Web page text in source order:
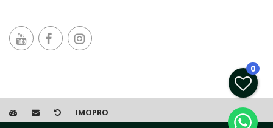
IMOPRO
0